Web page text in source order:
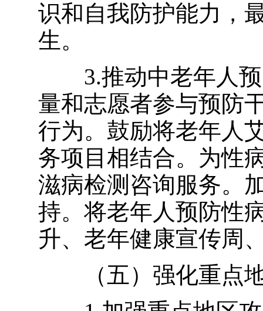
识和自我防护能力，
生。
3.推动中老年人
量和志愿者参与预防
行为。鼓励将老年人
务项目相结合。为性
滋病检测咨询服务。
持。将老年人预防性
升、老年健康宣传周
（五）强化重点